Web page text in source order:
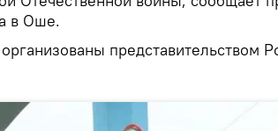
в Оше.
представительством